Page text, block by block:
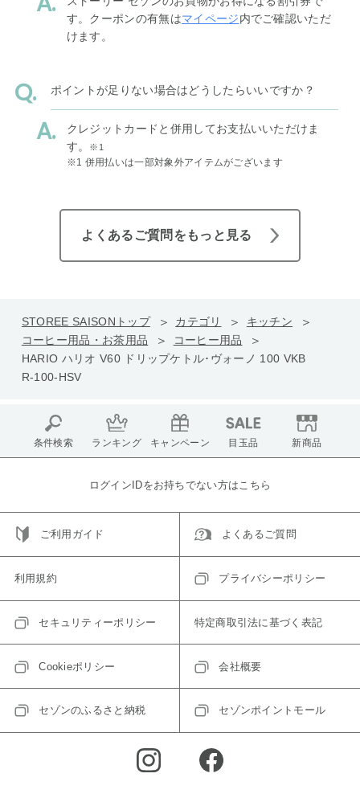
す。クーポンの有無はマイページ内でご確認いただ
けます。
ポイントが足りない場合はどうしたらいいですか？
クレジットカードと併用してお支払いいただけま
す。
※1
※1 併用払いは一部対象外アイテムがございます
よくあるご質問をもっと見る
STOREE SAISONトップ カテゴリ
キッチン
コーヒー用品・お茶用品
コーヒー用品
HARIO ハリオ V60 ドリップケトル･ヴォーノ 100 VKB
R-100-HSV
条件検索 ランキング キャンペーン 目玉品 新商品
ログインIDをお持ちでない方はこちら
ご利用ガイド よくあるご質問
利用規約 プライバシーポリシー
セキュリティーポリシー 特定商取引法に基づく表記
Cookieポリシー 会社概要
セゾンのふるさと納税 セゾンポイントモール